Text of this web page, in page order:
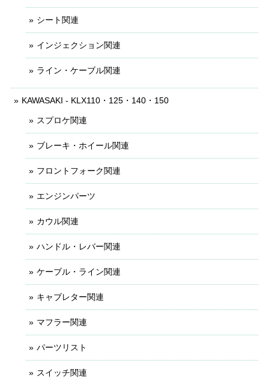
シート関連
インジェクション関連
ライン・ケーブル関連
KAWASAKI - KLX110・125・140・150
スプロケ関連
ブレーキ・ホイール関連
フロントフォーク関連
エンジンパーツ
カウル関連
ハンドル・レバー関連
ケーブル・ライン関連
キャブレター関連
マフラー関連
パーツリスト
スイッチ関連